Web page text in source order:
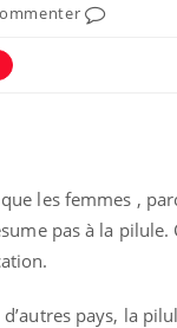
les femmes ,
pas à la pilule.
pays, la